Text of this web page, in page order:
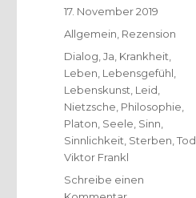
Veröffentlicht
am
17. November 2019
Kategorien
Allgemein Rezension
Schlagwörter
Dialog ,Ja Krankheit
Leben Lebensgefühl
Lebenskunst Leid
Nietzsche Philosophie
Platon Seele Sinn
Sinnlichkeit Sterben ,Tod
Viktor Frankl
Schreibe einen